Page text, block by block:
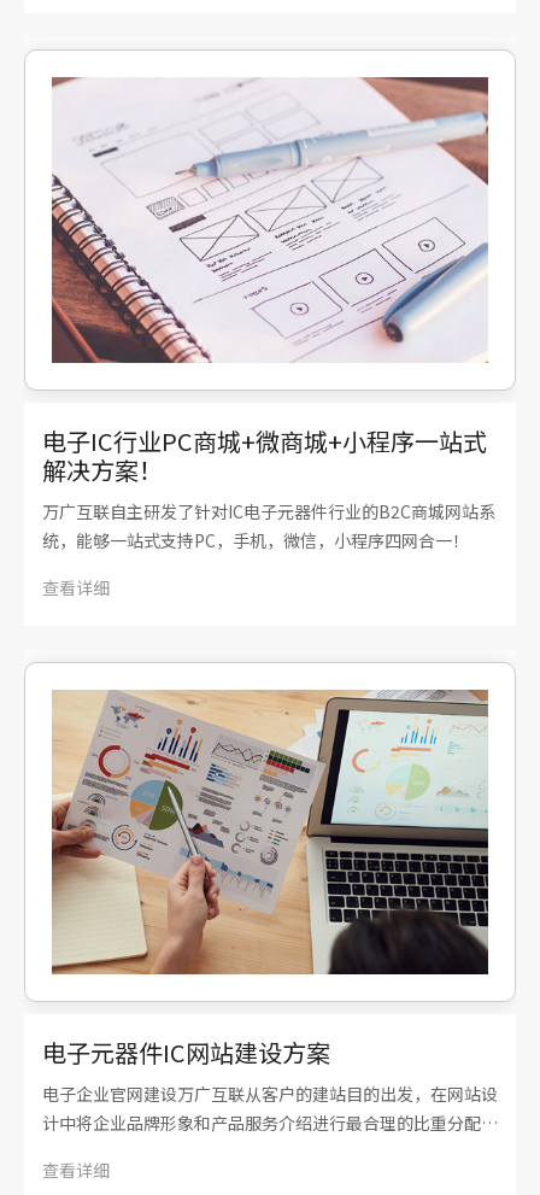
电子IC行业PC商城+微商城+小程序一站式
解决方案！
万广互联自主研发了针对IC电子元器件行业的B2C商城网站系
统，能够一站式支持PC，手机，微信，小程序四网合一！
查看详细
电子元器件IC网站建设方案
电子企业官网建设万广互联从客户的建站目的出发，在网站设
计中将企业品牌形象和产品服务介绍进行最合理的比重分配，
下，将建站效率发挥到最大，以最快的时间为客户建设理想的
查看详细